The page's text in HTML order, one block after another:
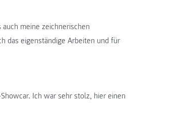
meine zeichnerischen
das eigenständige Arbeiten und für
Ich war sehr stolz, hier einen